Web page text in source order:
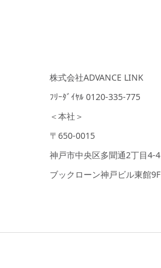
株式会社ADVANCE LINK
ﾌﾘｰﾀﾞｲﾔﾙ 0120-335-775
＜本社＞
〒650-0015
神戸市中央区多聞通2丁目4-4
ブックローン神戸ビル東館9F